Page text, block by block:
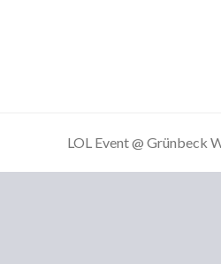
next
post:
LOL Event @ Grünbeck